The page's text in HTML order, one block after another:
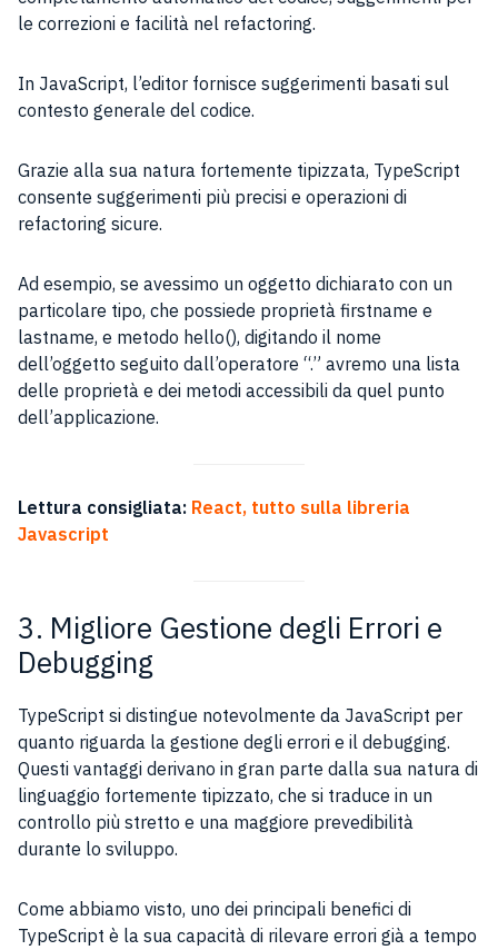
le correzioni e facilità nel refactoring.
In JavaScript, l’editor fornisce suggerimenti basati sul
contesto generale del codice.
Grazie alla sua natura fortemente tipizzata, TypeScript
consente suggerimenti più precisi e operazioni di
refactoring sicure.
Ad esempio, se avessimo un oggetto dichiarato con un
particolare tipo, che possiede proprietà firstname e
lastname, e metodo hello(), digitando il nome
dell’oggetto seguito dall’operatore “.” avremo una lista
delle proprietà e dei metodi accessibili da quel punto
dell’applicazione.
Lettura consigliata: React, tutto sulla libreria
Javascript
3. Migliore Gestione degli Errori e
Debugging
TypeScript si distingue notevolmente da JavaScript per
quanto riguarda la gestione degli errori e il debugging.
Questi vantaggi derivano in gran parte dalla sua natura di
linguaggio fortemente tipizzato, che si traduce in un
controllo più stretto e una maggiore prevedibilità
durante lo sviluppo.
Come abbiamo visto, uno dei principali benefici di
TypeScript è la sua capacità di rilevare errori già a tempo